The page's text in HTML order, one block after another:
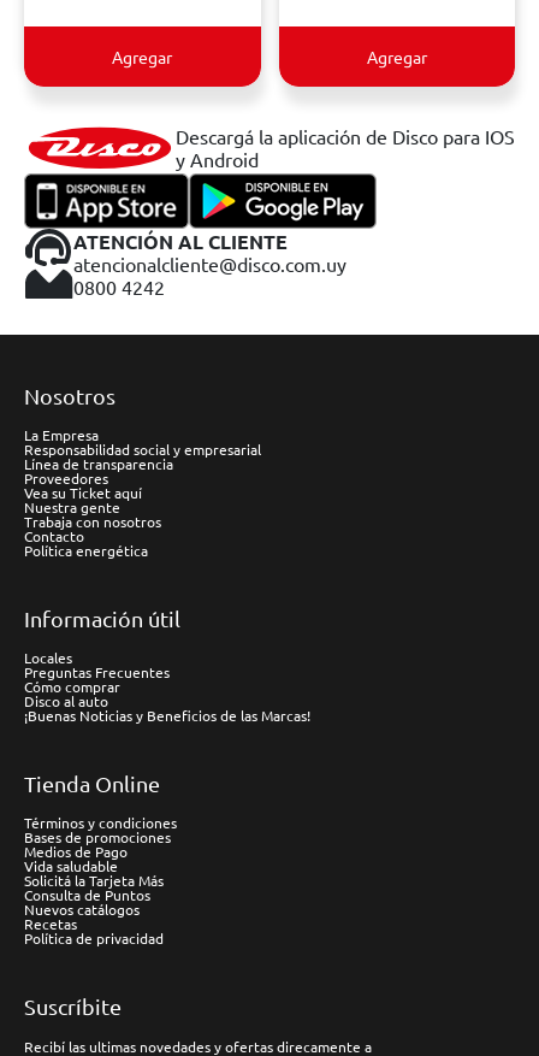
Agregar Agregar
Descargá la aplicación de Disco para IOS
y Android
ATENCIÓN AL CLIENTE
atencionalcliente@disco.com.uy
0800 4242
Nosotros
La Empresa
Responsabilidad social y empresarial
Línea de transparencia
Proveedores
Vea su Ticket aquí
Nuestra gente
Trabaja con nosotros
Contacto
Política energética
Información útil
Locales
Preguntas Frecuentes
Cómo comprar
Disco al auto
¡Buenas Noticias y Beneficios de las Marcas!
Tienda Online
Términos y condiciones
Bases de promociones
Medios de Pago
Vida saludable
Solicitá la Tarjeta Más
Consulta de Puntos
Nuevos catálogos
Recetas
Política de privacidad
Suscríbite
Recibí las ultimas novedades y ofertas direcamente a